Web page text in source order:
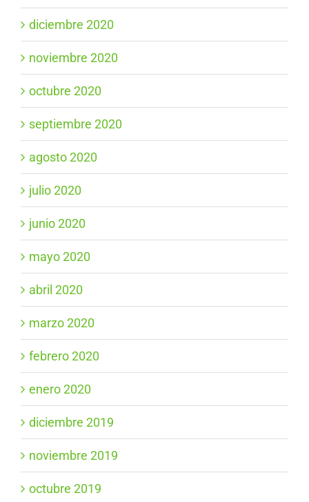
diciembre 2020
noviembre 2020
octubre 2020
septiembre 2020
agosto 2020
julio 2020
junio 2020
mayo 2020
abril 2020
marzo 2020
febrero 2020
enero 2020
diciembre 2019
noviembre 2019
octubre 2019